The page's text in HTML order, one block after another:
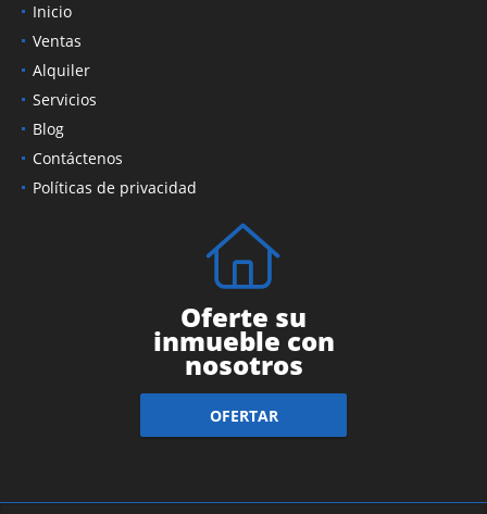
Inicio
Ventas
Alquiler
Servicios
Blog
Contáctenos
Políticas de privacidad
Oferte su
inmueble con
nosotros
OFERTAR